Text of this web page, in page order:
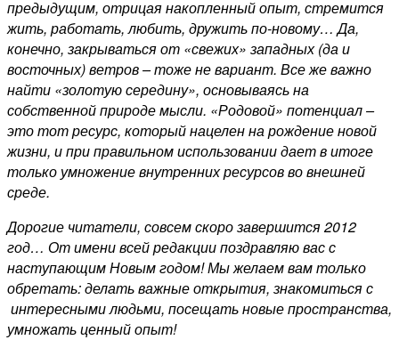
предыдущим, отрицая накопленный опыт, стремится
жить, работать, любить, дружить по-новому… Да,
конечно, закрываться от «свежих» западных (да и
восточных) ветров – тоже не вариант. Все же важно
найти «золотую середину», основываясь на
собственной природе мысли. «Родовой» потенциал –
это тот ресурс, который нацелен на рождение новой
жизни, и при правильном использовании дает в итоге
только умножение внутренних ресурсов во внешней
среде.
Дорогие читатели, совсем скоро завершится 2012
год… От имени всей редакции поздравляю вас с
наступающим Новым годом! Мы желаем вам только
обретать: делать важные открытия, знакомиться с
интересными людьми, посещать новые пространства,
умножать ценный опыт!